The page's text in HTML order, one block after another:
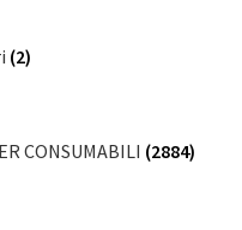
(2)
CONSUMABILI (2884)